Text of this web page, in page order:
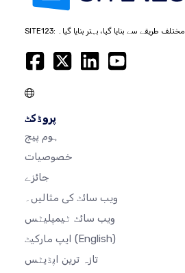
SITE123: مختلف طریقے سے بنایا گیا، بہتر بنایا گیا۔
پروڈکٹ
ہوم پیج
خصوصیات
جائزے
ویب سائٹ کی مثالیں۔
ویب سائٹ ٹیمپلیٹس
(English)
تازہ ترین اپڈیٹس